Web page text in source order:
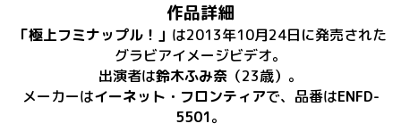
作品詳細
「極上フミナップル！ 」 は2013年10月24日に発売された
グラビアイメージビデオ。
出演者は鈴木ふみ奈 （23歳） 。
メーカーはイーネット・フロンティアで、​ 品番はENFD-
5501。